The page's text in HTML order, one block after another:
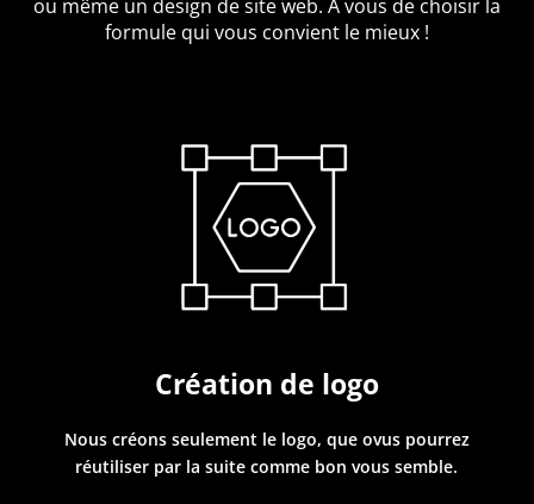
ou même un design de site web. A vous de choisir la
formule qui vous convient le mieux !
Création de logo
Nous créons seulement le logo, que ovus pourrez
réutiliser par la suite comme bon vous semble.